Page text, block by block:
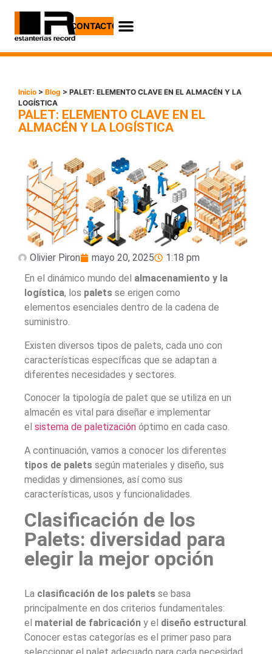
CONTACTO
Inicio > Blog > PALET: ELEMENTO CLAVE EN EL ALMACÉN Y LA
LOGÍSTICA
PALET: ELEMENTO CLAVE EN EL
ALMACÉN Y LA LOGÍSTICA
Olivier Piron mayo 20, 2025
1:18 pm
En el dinámico mundo del almacenamiento y la
logística, los palets se erigen como
elementos esenciales dentro de la cadena de
suministro.
Existen diversos tipos de palets, cada uno con
características específicas que se adaptan a
diferentes necesidades y sectores.
Conocer la tipología de palet que se utiliza en un
almacén es vital para diseñar e implementar
el sistema de paletización óptimo en cada caso.
A continuación, vamos a conocer los diferentes
tipos de palets según materiales y diseño, sus
medidas y dimensiones, así como sus
características, usos y funcionalidades.
Clasificación de los
Palets: diversidad para
elegir la mejor opción
La clasificación de los palets se basa
principalmente en dos criterios fundamentales:
el material de fabricación y el diseño estructural.
Conocer estas categorías es el primer paso para